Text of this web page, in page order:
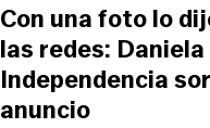
Con una foto lo
las redes:
Independencia
anuncio